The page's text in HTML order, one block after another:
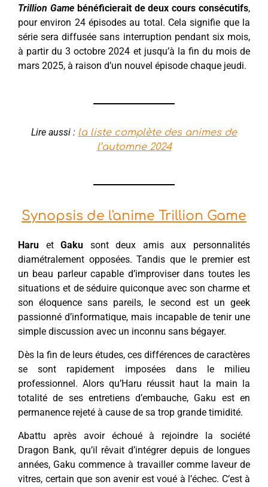
Trillion Gamebénéficierait de deux cours consécutifs,
pour environ 24 épisodes au total. Cela signifie que la
série sera diffusée sans interruption pendant six mois,
à partir du 3 octobre 2024 et jusqu’à la fin du mois de
mars 2025, à raison d’un nouvel épisode chaque jeudi.
Lire aussi : la liste complète des animes de
l’automne 2024
Synopsis de l'anime Trillion Game
Haru etGaku sont deux amis aux personnalités
diamétralement opposées. Tandis que le premier est
un beau parleur capable d’improviser dans toutes les
situations et de séduire quiconque avec son charme et
son éloquence sans pareils, le second est un geek
passionné d’informatique, mais incapable de tenir une
simple discussion avec un inconnu sans bégayer.
Dès la fin de leurs études, ces différences de caractères
se sont rapidement imposées dans le milieu
professionnel. Alors qu’Haru réussit haut la main la
totalité de ses entretiens d’embauche, Gaku est en
permanence rejeté à cause de sa trop grande timidité.
Abattu après avoir échoué à rejoindre la société
Dragon Bank, qu’il rêvait d’intégrer depuis de longues
années, Gaku commence à travailler comme laveur de
vitres, certain que son avenir est voué à l’échec. C’est à